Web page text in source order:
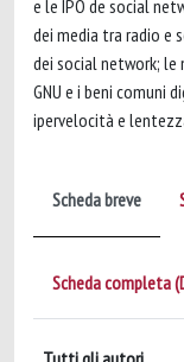
e le IPO de social
dei media tra radio e
dei social network; le
GNU e i beni comuni
ipervelocità e
Scheda breve
Scheda completa